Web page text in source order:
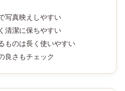
写真映えしやすい
清潔に保ちやすい
ものは長く使いやすい
良さもチェック